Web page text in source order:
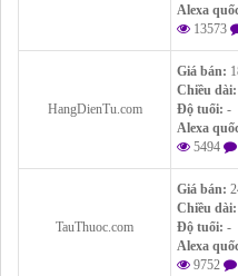
Alexa
13573
HangDienTu.com
Giá bán:
Chiều dài:
Độ tuổi: -
Alexa
5494
TauThuoc.com
Giá bán:
Chiều dài:
Độ tuổi: -
Alexa
9752